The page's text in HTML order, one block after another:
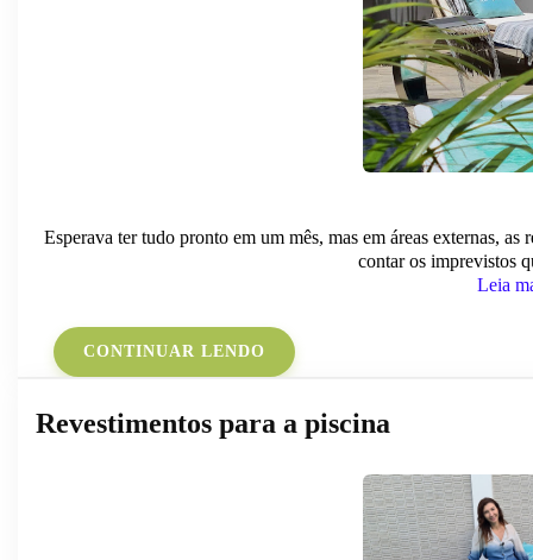
Esperava ter tudo pronto em um mês, mas em áreas externas,
contar os imprevistos
Leia
CONTINUAR LENDO
Revestimentos para a piscina